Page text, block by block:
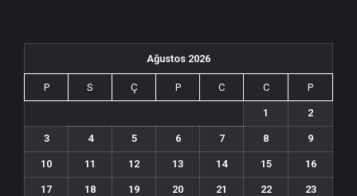
Ağustos 2026
P S Ç P C C P
1 2
3 4 5 6 7 8 9
10 11 12 13 14 15 16
17 18 19 20 21 22 23